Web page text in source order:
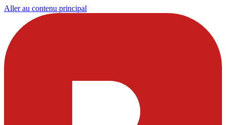
Aller au contenu principal